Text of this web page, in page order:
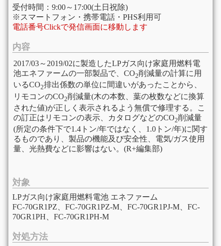
受付時間：9:00～17:00(土日祝除)
※スマートフォン・携帯電話・PHS利用可
電話番号Clickで発信画面に移動します
内容
2017/03～2019/02に製造したLPガス向け家庭用燃料電
池エネファームの一部製品で、CO2削減量の計算に用
いるCO2排出係数の単位に間違いがあったことから、
リモコンのCO2削減量(木の本数、葉の枚数などに換算
された値)が正しく表示されるよう無償で修理する。こ
の訂正はリモコンの表示、カタログなどのCO2削減量
(所定の条件下で1.4トン/年ではなく、1.0トン/年)に関す
るものであり、製品の機能及び安全性、電気/ガス使用
量、光熱費などに影響はない。(R+編集部)
対象
LPガス向け家庭用燃料電池 エネファーム
FC-70GR1PZ、FC-70GR1PZ-M、FC-70GR1PJ-M、FC-
70GR1PH、FC-70GR1PH-M
対処方法